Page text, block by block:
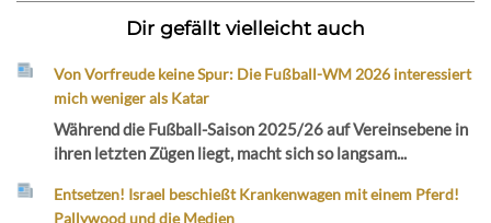
Dir gefällt vielleicht auch
Von Vorfreude keine Spur: Die Fußball-WM 2026 interessiert
mich weniger als Katar
Während die Fußball-Saison 2025/26 auf Vereinsebene in
ihren letzten Zügen liegt, macht sich so langsam...
Entsetzen! Israel beschießt Krankenwagen mit einem Pferd!
Pallywood und die Medien